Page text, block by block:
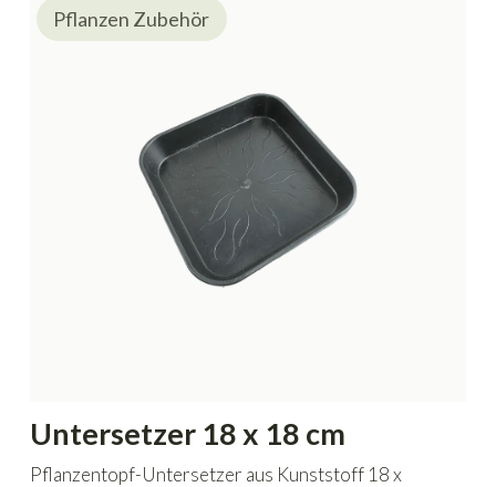
Untersetzer 18 x 18 cm
Pflanzentopf-Untersetzer aus Kunststoff 18 x
Pflanzen Zubehör